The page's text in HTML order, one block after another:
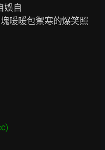
娛自
暖暖包禦寒的爆笑照